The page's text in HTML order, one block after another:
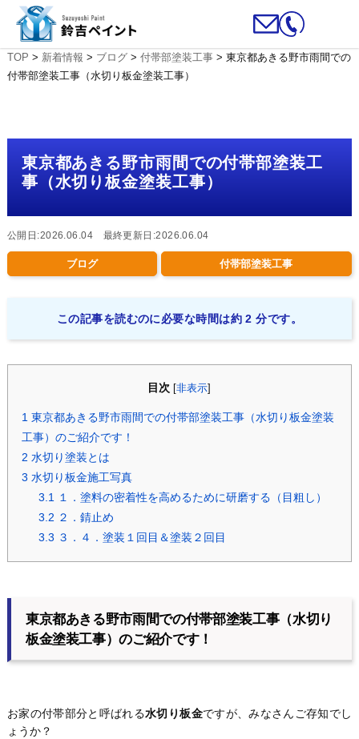
TOP > 新着情報 > ブログ> 付帯部塗装工事> 東京都あきる野市雨間での
付帯部塗装工事（水切り板金塗装工事）
東京都あきる野市雨間での付帯部塗装工
事（水切り板金塗装工事）
公開日:2026.06.04 最終更新日:2026.06.04
ブログ 付帯部塗装工事
この記事を読むのに必要な時間は約 2 分です。
目次 [非表示
1東京都あきる野市雨間での付帯部塗装工事（水切り板金塗装
工事）のご紹介です！
2 水切り塗装とは
3 水切り板金施工写真
3.1１．塗料の密着性を高めるために研磨する（目粗し）
3.2 ２．錆止め
3.3 ３．４．塗装１回目＆塗装２回目
東京都あきる野市雨間での付帯部塗装工事（水切り
板金塗装工事）のご紹介です！
お家の付帯部分と呼ばれる水切り板金ですが、みなさんご存知でし
ょうか？